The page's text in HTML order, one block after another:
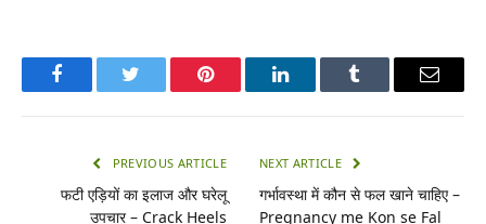
FacebookTwitter Pinterest LinkedInTumblr Email
PREVIOUS ARTICLE
फटी एड़ियों का इलाज और घरेलू
उपचार – Crack Heels
NEXT ARTICLE
गर्भावस्था में कौन से फल खाने चाहिए –
Pregnancy me Kon se Fal